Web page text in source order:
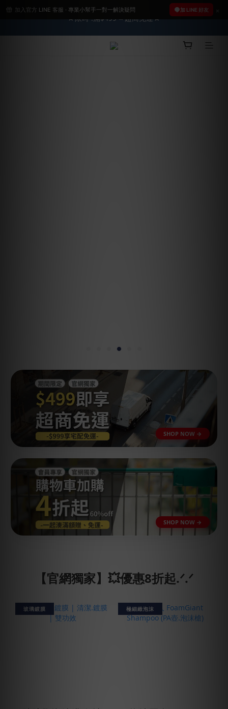
加入官方 LINE 客服 · 專業小幫手一對一解決疑問 加 LINE 好友
2026車友推薦新車鍍膜１００% 成功的秘訣，全靠這組😎　 ( 查
看鍍膜攻略✔ )
2026車友推薦新車鍍膜１００% 成功的秘訣，全靠這組😎　 ( 查
看鍍膜攻略✔ )
【官網獨家】💥優惠8折起.ᐟ.ᐟ
玻璃鍍膜 極細緻泡沫